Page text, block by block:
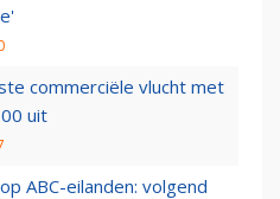
commerciële vlucht met
uit
ABC-eilanden: volgend